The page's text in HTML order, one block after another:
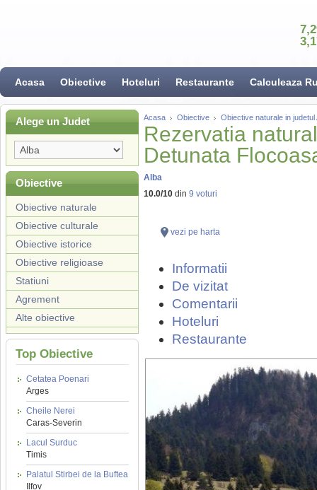
Acasa Obiective Hoteluri Restaurante Calculeaza
Alege un Judet
Obiective
Obiective naturale
Obiective culturale
Obiective istorice
Obiective religioase
Statiuni
Agrement
Alte obiective
Top Obiective
Cetatea Poenari
Arges
Cheile Nerei
Caras-Severin
Lacul Surduc
Timis
Palatul Stirbei de la Buftea
Ilfov
Acasa Obiective Obiective naturale in judetul
Rezervatia
Detunata
Alba
10.0/10 din 9 voturi
vezi pe harta
Informatii
De vizitat
Comentarii
Hoteluri
Restaurante